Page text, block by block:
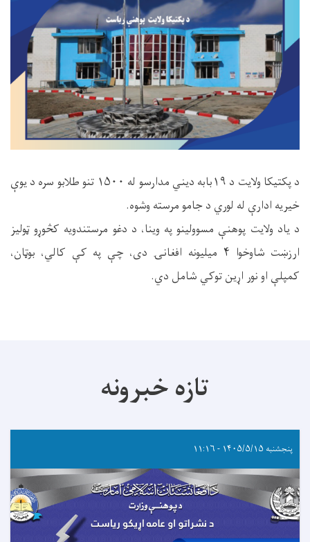
د پکتیکا ولایت د ۱۹بابه دیني مدارسو له ۱۵۰۰ تنو طلابو سره د یوې
خیریه ادارې له لوري د جامو مرسته وشوه.
د یاد ولایت پوهنې مسوولینو په وینا، د دغو مرستندویه کڅوړو ټولیز
ارزښت شاوخوا ۴ میلیونه افغانۍ دی، چې په کې کالي، بوټان،
کمپلې او نور اړین توکي شامل دي.
تازه خبرونه
پنجشنبه ۱۴۰۵/۵/۱۵ - ۱۱:۱۶